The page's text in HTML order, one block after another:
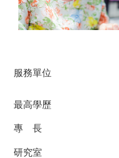
服務單位
最高學歷
專 長
研究室